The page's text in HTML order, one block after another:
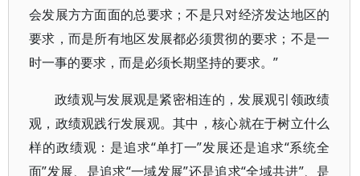
会发展方方面面的总要求；不是只对经济发达地区的
要求，而是所有地区发展都必须贯彻的要求；不是一
时一事的要求，而是必须长期坚持的要求。”
政绩观与发展观是紧密相连的，发展观引领政绩
观，政绩观践行发展观。其中，核心就在于树立什么
样的政绩观：是追求“单打一”发展还是追求“系统全
面”发展、是追求“一域发展”还是追求“全域共进”、是